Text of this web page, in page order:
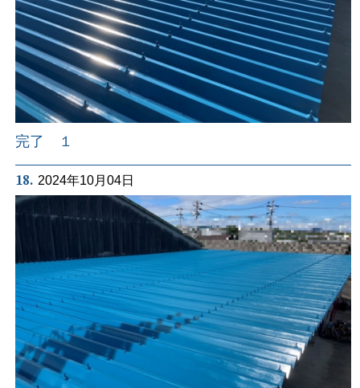
完了 １
18. 2024年10月04日